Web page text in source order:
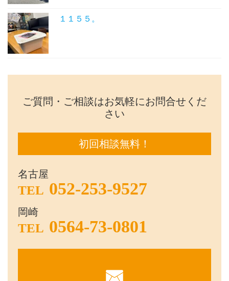
１１５５。
ご質問・ご相談はお気軽にお問合せくだ
さい
初回相談無料！
名古屋
TEL 052-253-9527
岡崎
TEL 0564-73-0801